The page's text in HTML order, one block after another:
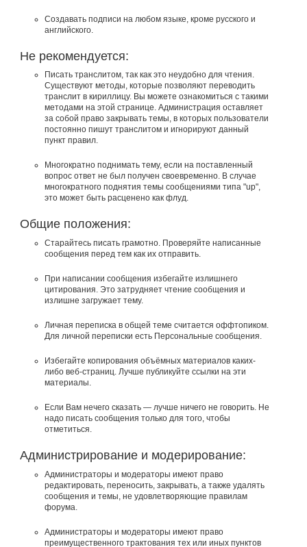
Создавать подписи на любом языке, кроме русского и
английского.
Не рекомендуется:
Писать транслитом, так как это неудобно для чтения.
Существуют методы, которые позволяют переводить
транслит в кириллицу. Вы можете ознакомиться с такими
методами на этой странице. Администрация оставляет
за собой право закрывать темы, в которых пользователи
постоянно пишут транслитом и игнорируют данный
пункт правил.
Многократно поднимать тему, если на поставленный
вопрос ответ не был получен своевременно. В случае
многократного поднятия темы сообщениями типа "up",
это может быть расценено как флуд.
Общие положения:
Старайтесь писать грамотно. Проверяйте написанные
сообщения перед тем как их отправить.
При написании сообщения избегайте излишнего
цитирования. Это затрудняет чтение сообщения и
излишне загружает тему.
Личная переписка в общей теме считается оффтопиком.
Для личной переписки есть Персональные сообщения.
Избегайте копирования объёмных материалов каких-
либо веб-страниц. Лучше публикуйте ссылки на эти
материалы.
Если Вам нечего сказать — лучше ничего не говорить. Не
надо писать сообщения только для того, чтобы
отметиться.
Администрирование и модерирование:
Администраторы и модераторы имеют право
редактировать, переносить, закрывать, а также удалять
сообщения и темы, не удовлетворяющие правилам
форума.
Администраторы и модераторы имеют право
преимущественного трактования тех или иных пунктов